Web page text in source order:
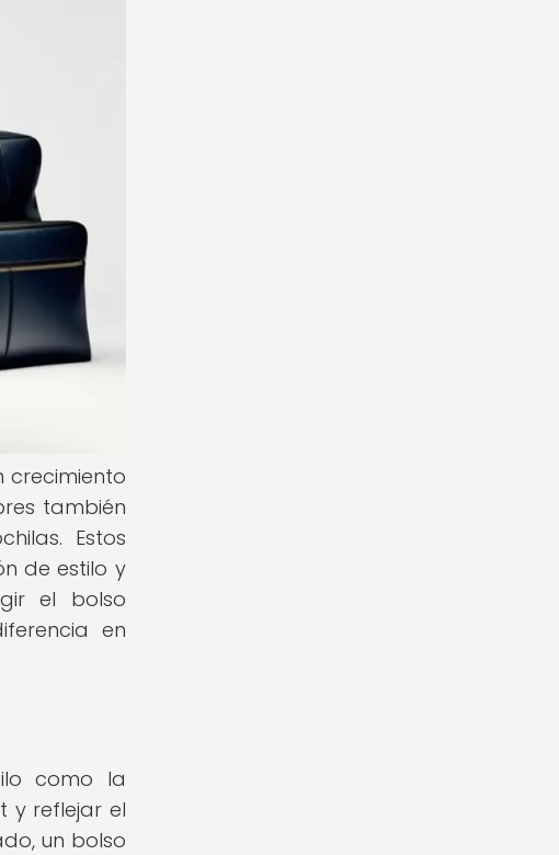
crecimiento
también
Estos
de estilo y
el bolso
en
como la
y reflejar el
un bolso